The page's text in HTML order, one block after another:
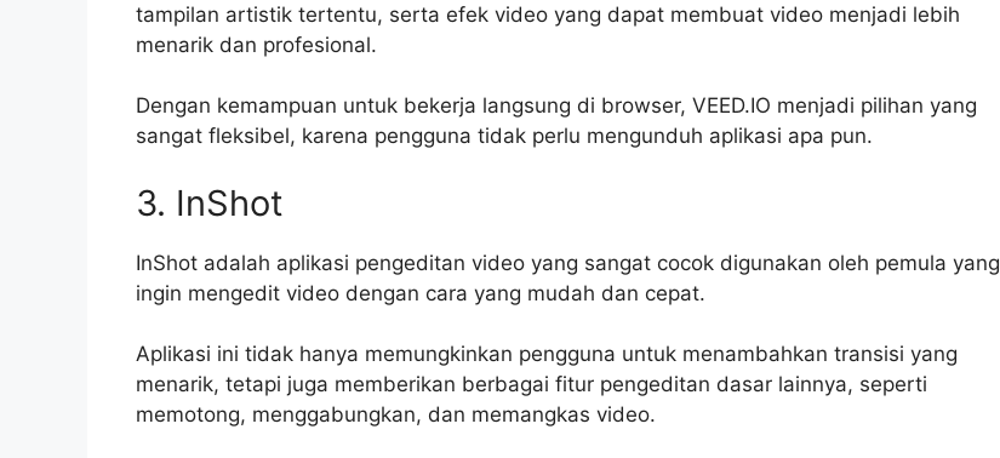
tampilan artistik tertentu, serta efek video yang dapat membuat video menjadi lebih
menarik dan profesional.
Dengan kemampuan untuk bekerja langsung di browser, VEED.IO menjadi pilihan yang
sangat fleksibel, karena pengguna tidak perlu mengunduh aplikasi apa pun.
3. InShot
InShot adalah aplikasi pengeditan video yang sangat cocok digunakan oleh pemula yang
ingin mengedit video dengan cara yang mudah dan cepat.
Aplikasi ini tidak hanya memungkinkan pengguna untuk menambahkan transisi yang
menarik, tetapi juga memberikan berbagai fitur pengeditan dasar lainnya, seperti
memotong, menggabungkan, dan memangkas video.